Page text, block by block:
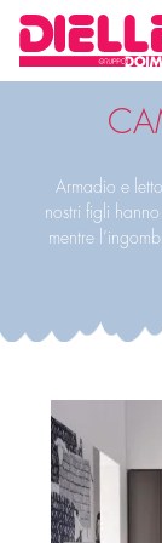
Armadio e
nostri figli
mentre